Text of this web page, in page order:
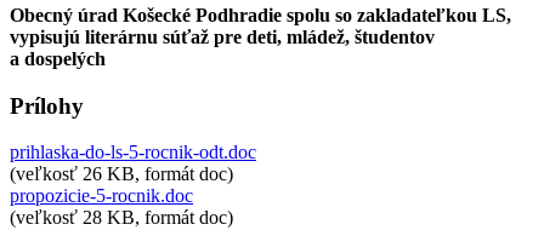
Obecný úrad Košecké Podhradie spolu so zakladateľkou LS,
vypisujú literárnu súťaž pre deti, mládež, študentov
a dospelých
Prílohy
prihlaska-do-ls-5-rocnik-odt.doc
(veľkosť 26 KB, formát doc)
propozicie-5-rocnik.doc
(veľkosť 28 KB, formát doc)